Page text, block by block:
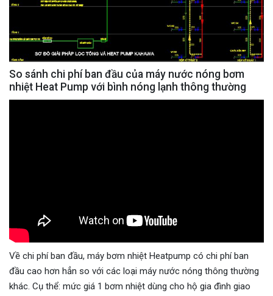
So sánh chi phí ban đầu của máy nước nóng bơm
nhiệt Heat Pump với bình nóng lạnh thông thường
Về chi phí ban đầu, máy bơm nhiệt Heatpump có chi phí ban
đầu cao hơn hẳn so với các loại máy nước nóng thông thường
khác. Cụ thể: mức giá 1 bơm nhiệt dùng cho hộ gia đình giao